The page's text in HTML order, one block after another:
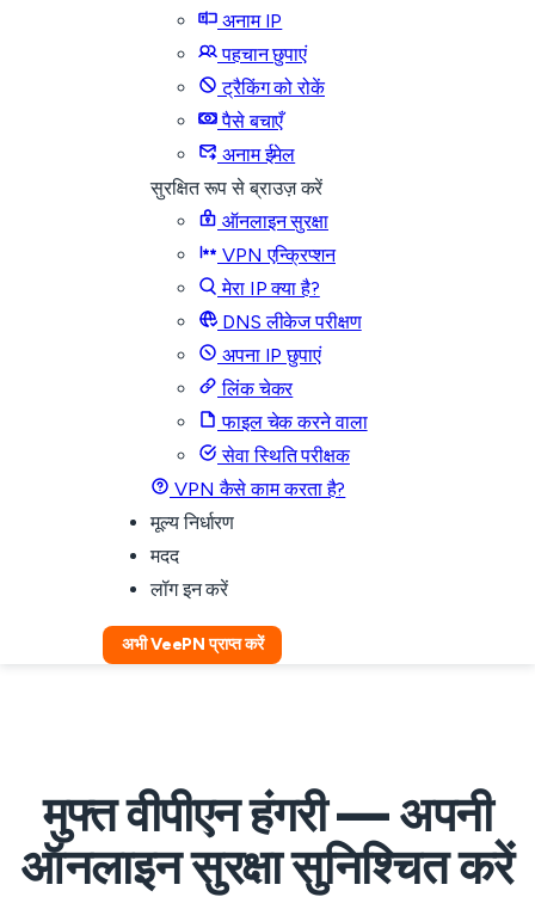
अनाम IP
पहचान छुपाएं
ट्रैकिंग को रोकें
पैसे बचाएँ
अनाम ईमेल
सुरक्षित रूप से ब्राउज़ करें
ऑनलाइन सुरक्षा
VPN एन्क्रिप्शन
मेरा IP क्या है?
DNS लीकेज परीक्षण
अपना IP छुपाएं
लिंक चेकर
फाइल चेक करने वाला
सेवा स्थिति परीक्षक
VPN कैसे काम करता है?
मूल्य निर्धारण
मदद
लॉग इन करें
अभी VeePN प्राप्त करें
मुफ्त वीपीएन हंगरी — अपनी
ऑनलाइन सुरक्षा सुनिश्चित करें